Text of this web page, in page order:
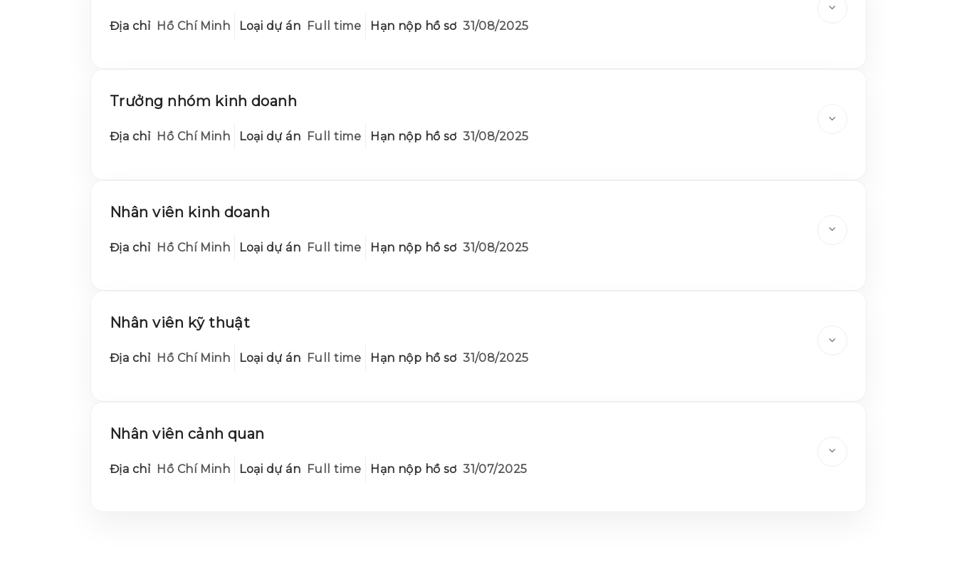
Địa chỉ Hồ Chí Minh Loại dự ánFull time Hạn nộp hồ sơ 31/08/2025
Trưởng nhóm kinh doanh
Địa chỉ Hồ Chí Minh Loại dự ánFull time Hạn nộp hồ sơ 31/08/2025
Nhân viên kinh doanh
Địa chỉ Hồ Chí Minh Loại dự ánFull time Hạn nộp hồ sơ 31/08/2025
Nhân viên kỹ thuật
Địa chỉ Hồ Chí Minh Loại dự ánFull time Hạn nộp hồ sơ 31/08/2025
Nhân viên cảnh quan
Địa chỉ Hồ Chí Minh Loại dự ánFull time Hạn nộp hồ sơ 31/07/2025